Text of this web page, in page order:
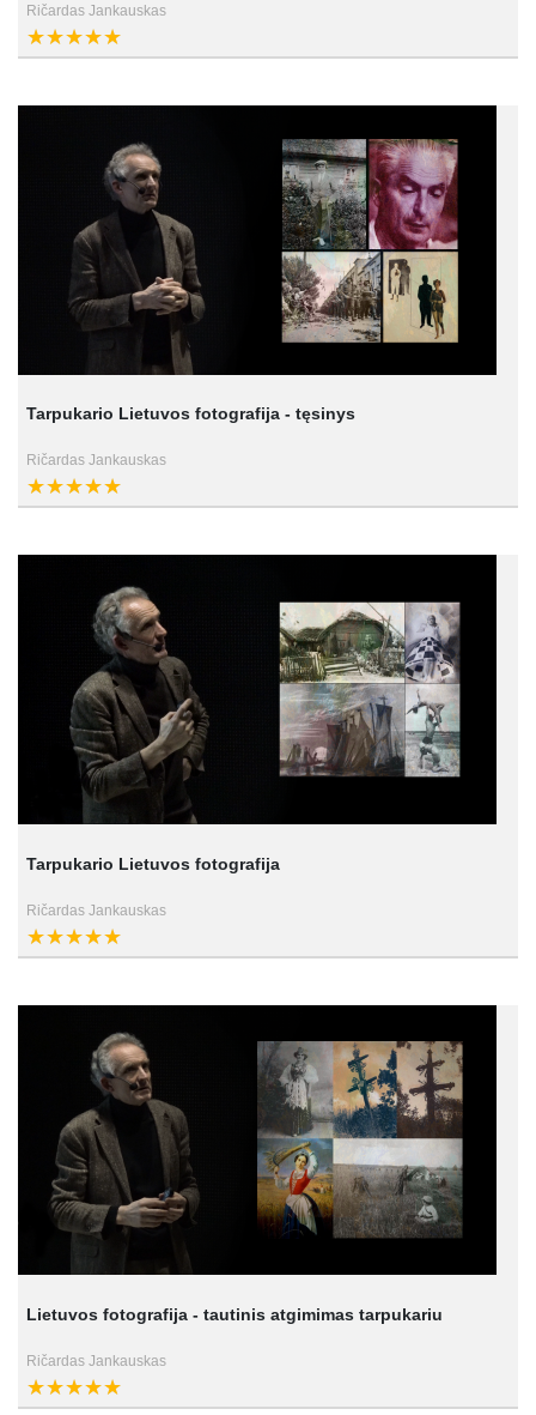
Ričardas Jankauskas
Tarpukario Lietuvos fotografija - tęsinys
Ričardas Jankauskas
Tarpukario Lietuvos fotografija
Ričardas Jankauskas
Lietuvos fotografija - tautinis atgimimas tarpukariu
Ričardas Jankauskas